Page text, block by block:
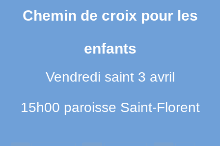
Chemin de croix pour les
enfants
Vendredi saint 3 avril
15h00 paroisse Saint-Florent